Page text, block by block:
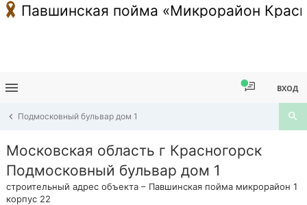
Павшинская пойма «Микрорайон
ВХОД
Подмосковный бульвар дом 1
Московская область г Красногорск
Подмосковный бульвар дом 1
строительный адрес объекта – Павшинская пойма микрорайон 1
корпус 22